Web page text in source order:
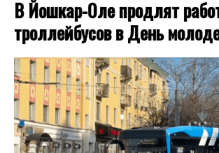
В Йошкар-Оле продлят
троллейбусов в День